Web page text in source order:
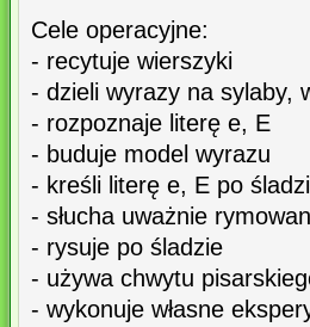
Cele operacyjne:
- recytuje wierszyki
- dzieli wyrazy na sylaby,
- rozpoznaje literę e, E
- buduje model wyrazu
- kreśli literę e, E po
- słucha uważnie
- rysuje po śladzie
- używa chwytu
- wykonuje własne